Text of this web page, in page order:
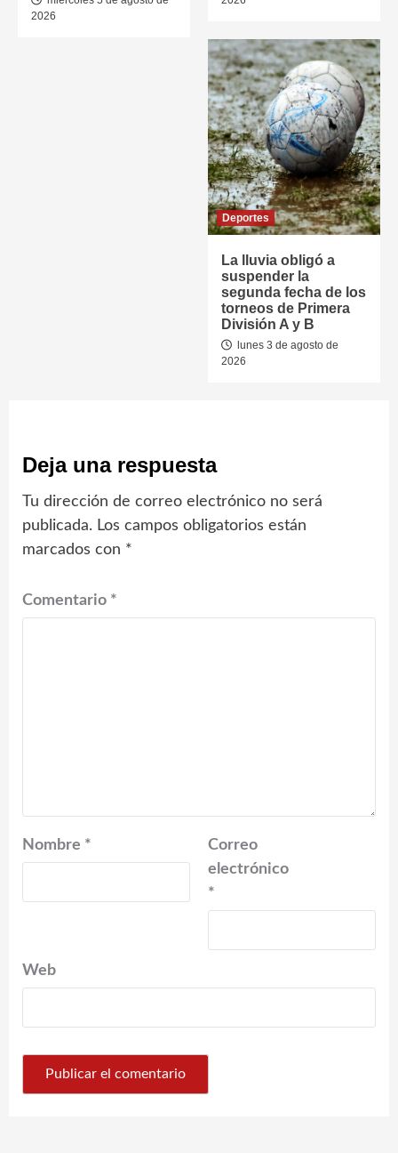
2026
Deportes
La lluvia obligó a
suspender la
segunda fecha de los
torneos de Primera
División A y B
lunes 3 de agosto de
2026
Deja una respuesta
Tu dirección de correo electrónico no será
publicada. Los campos obligatorios están
marcados con *
Comentario *
Nombre *
Correo
electrónico
*
Web